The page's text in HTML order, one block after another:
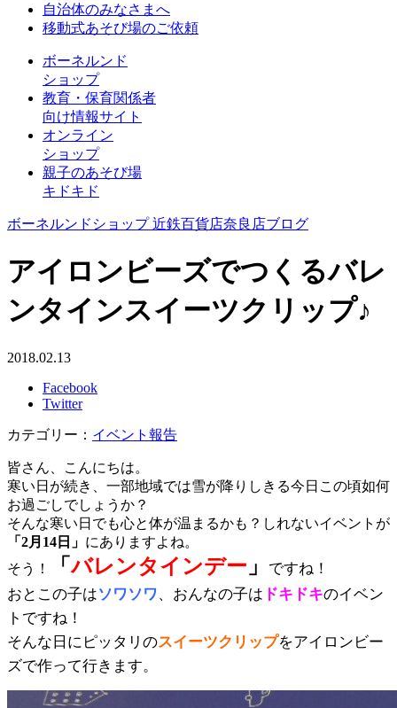
自治体のみなさまへ
移動式あそび場のご依頼
ボーネルンド
ショップ
教育・保育関係者
向け情報サイト
オンライン
ショップ
親子のあそび場
キドキド
ボーネルンドショップ 近鉄百貨店奈良店ブログ
アイロンビーズでつくるバレ
ンタインスイーツクリップ♪
2018.02.13
Facebook
Twitter
カテゴリー： イベント報告
皆さん、こんにちは。
寒い日が続き、一部地域では雪が降りしきる今日この頃如何
お過ごしでしょうか？
そんな寒い日でも心と体が温まるかも？しれないイベントが
「2月14日」 にありますよね。
そう！
「バレンタインデー 」
ですね！
おとこの子はソワソワ 、おんなの子は ドキドキのイベン
トですね！
そんな日にピッタリのスイーツクリップをアイロンビー
ズで作って行きます。